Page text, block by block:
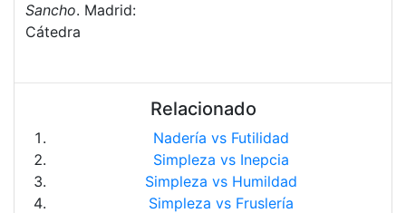
Sancho. Madrid:
Cátedra
Relacionado
Nadería vs Futilidad
Simpleza vs Inepcia
Simpleza vs Humildad
Simpleza vs Fruslería